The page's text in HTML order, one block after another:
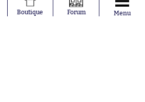
Boutique Forum Menu